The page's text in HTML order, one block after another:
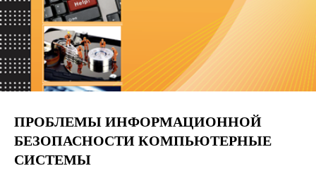
ПРОБЛЕМЫ ИНФОРМАЦИОННОЙ
БЕЗОПАСНОСТИ КОМПЬЮТЕРНЫЕ
СИСТЕМЫ